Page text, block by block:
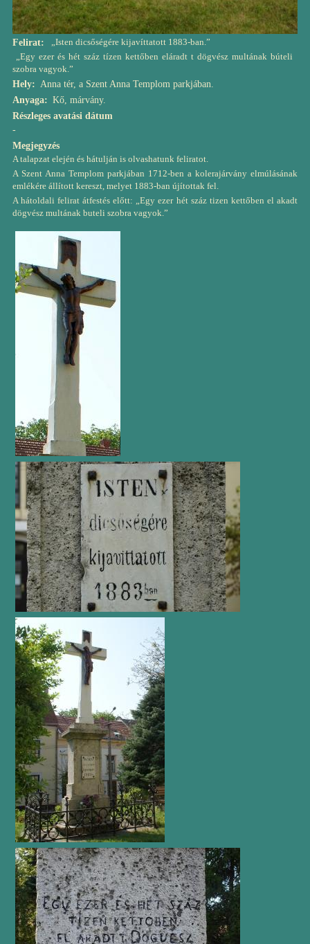
Felirat
„Isten dicsőségére kijavíttatott 1883-ban.”
„Egy ezer és hét száz tízen kettőben eláradt t dögvész multának búteli
szobra vagyok.”
Hely
Anna tér, a Szent Anna Templom parkjában.
Anyaga
Kő, márvány.
Részleges avatási dátum
-
Megjegyzés
A talapzat elején és hátulján is olvashatunk feliratot.
A Szent Anna Templom parkjában 1712-ben a kolerajárvány elmúlásának
emlékére állított kereszt, melyet 1883-ban újítottak fel.
A hátoldali felirat átfestés előtt: „Egy ezer hét száz tizen kettőben el akadt
dögvész multának buteli szobra vagyok.”